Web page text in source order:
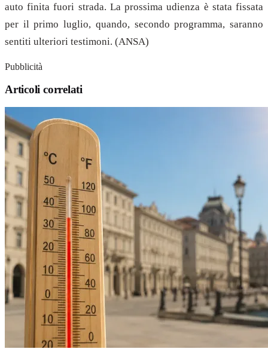
auto finita fuori strada. La prossima udienza è stata fissata
per il primo luglio, quando, secondo programma, saranno
sentiti ulteriori testimoni. (ANSA)
Pubblicità
Articoli correlati